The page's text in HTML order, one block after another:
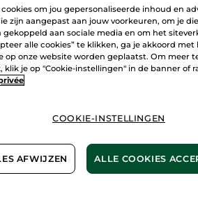
Meer zien
om jou gepersonaliseerde inhoud en
zijn aangepast aan jouw voorkeuren, om je
gekoppeld aan sociale media en om het
alle cookies” te klikken, ga je akkoord
op onze website worden geplaatst. Om meer
klik je op "Cookie-instellingen" in de banner of
COOKIE-INSTELLINGEN
AFWIJZEN ALLE COOKIES